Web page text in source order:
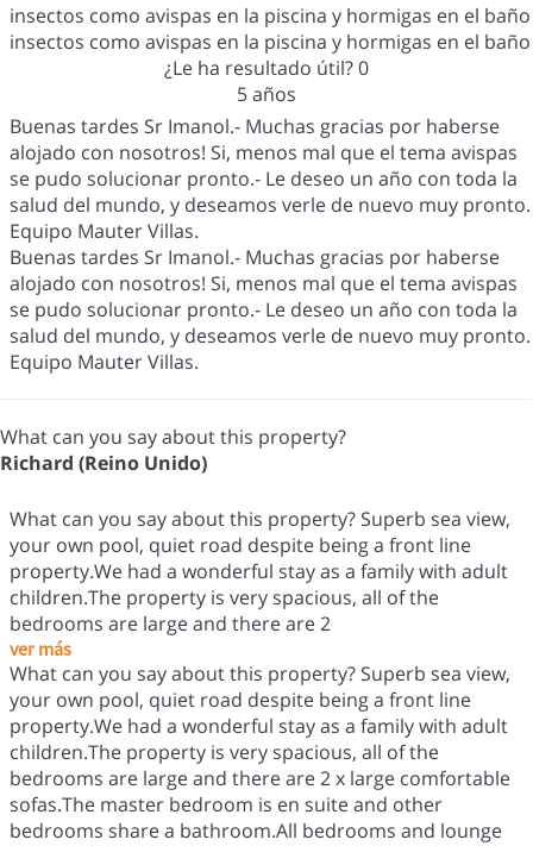
insectos como avispas en la piscina y hormigas en el baño
insectos como avispas en la piscina y hormigas en el baño
¿Le ha resultado útil?0
5 años
Buenas tardes Sr Imanol.- Muchas gracias por haberse
alojado con nosotros! Si, menos mal que el tema avispas
se pudo solucionar pronto.- Le deseo un año con toda la
salud del mundo, y deseamos verle de nuevo muy pronto.
Equipo Mauter Villas.
Buenas tardes Sr Imanol.- Muchas gracias por haberse
alojado con nosotros! Si, menos mal que el tema avispas
se pudo solucionar pronto.- Le deseo un año con toda la
salud del mundo, y deseamos verle de nuevo muy pronto.
Equipo Mauter Villas.
What can you say about this property?
Richard (Reino Unido)
What can you say about this property? Superb sea view,
your own pool, quiet road despite being a front line
property.We had a wonderful stay as a family with adult
children.The property is very spacious, all of the
bedrooms are large and there are 2
ver más
What can you say about this property? Superb sea view,
your own pool, quiet road despite being a front line
property.We had a wonderful stay as a family with adult
children.The property is very spacious, all of the
bedrooms are large and there are 2 x large comfortable
sofas.The master bedroom is en suite and other
bedrooms share a bathroom.All bedrooms and lounge